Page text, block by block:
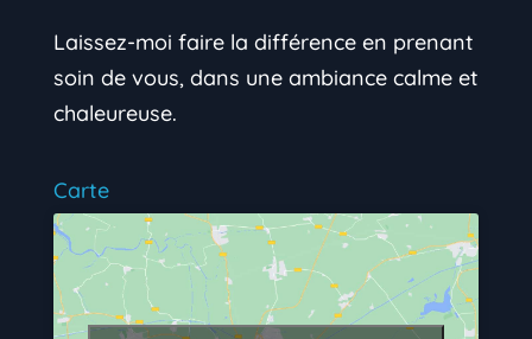
Laissez-moi faire la différence en prenant
soin de vous, dans une ambiance calme et
chaleureuse.
Carte